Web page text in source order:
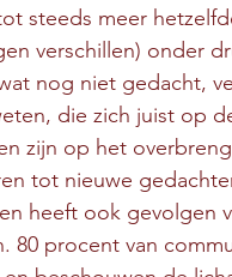
steeds meer
verschillen) onder
nog niet gedacht,
die zich juist op
zijn op het
tot nieuwe
heeft ook gevolgen
80 procent van